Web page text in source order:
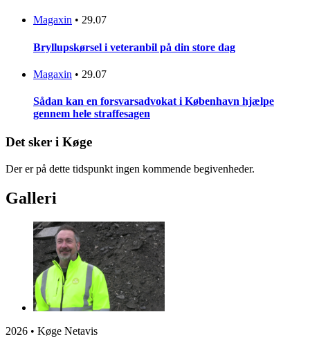
Magaxin • 29.07
Bryllupskørsel i veteranbil på din store dag
Magaxin • 29.07
Sådan kan en forsvarsadvokat i København hjælpe
gennem hele straffesagen
Det sker i Køge
Der er på dette tidspunkt ingen kommende begivenheder.
Galleri
2026 • Køge Netavis